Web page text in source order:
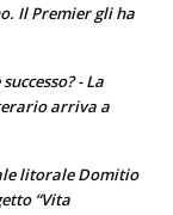
Il Premier gli ha
- La
arriva a
litorale Domitio
“Vita